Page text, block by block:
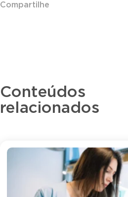
Compartilhe
Conteúdos
relacionados